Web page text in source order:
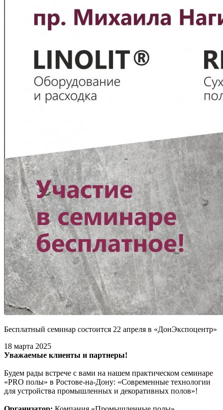
Бесплатный семинар состоится 22 апреля в «ДонЭкспоцентр»
18 марта 2025
Уважаемые клиенты и партнеры!
Будем рады встрече с вами на нашем практическом семинаре
«PRO полы» в Ростове-на-Дону: «Современные технологии
для устройства промышленных и декоративных полов»!